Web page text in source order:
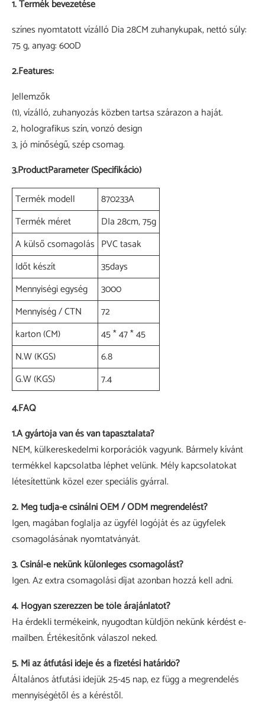
1. Termék bevezetése
színes nyomtatott vízálló Dia 28CM zuhanykupak, nettó súly:
75 g, anyag: 600D
2.Features:
Jellemzők
(1), vízálló, zuhanyozás közben tartsa szárazon a haját.
2, holografikus szín, vonzó design
3, jó minőségű, szép csomag.
3.ProductParameter (Specifikáció)
Termék modell
870233A
Termék méret
DIa 28cm, 75g
A külső csomagolás PVC tasak
Időt készít
35days
Mennyiségi egység
3000
Mennyiség / CTN
72
karton (CM)
45 * 47 * 45
N.W (KGS)
6.8
G.W (KGS)
7.4
4.FAQ
1.A gyártója van és van tapasztalata?
NEM, külkereskedelmi korporációk vagyunk. Bármely kívánt
termékkel kapcsolatba léphet velünk. Mély kapcsolatokat
létesítettünk közel ezer speciális gyárral.
2. Meg tudja-e csinálni OEM / ODM megrendelést?
Igen, magában foglalja az ügyfél logóját és az ügyfelek
csomagolásának nyomtatványát.
3. Csinál-e nekünk különleges csomagolást?
Igen. Az extra csomagolási díjat azonban hozzá kell adni.
4. Hogyan szerezzen be tőle árajánlatot?
Ha érdekli termékeink, nyugodtan küldjön nekünk kérdést e-
mailben. Értékesítőnk válaszol neked.
5. Mi az átfutási ideje és a fizetési határidő?
Általános átfutási idejük 25-45 nap, ez függ a megrendelés
mennyiségétől és a kéréstől.